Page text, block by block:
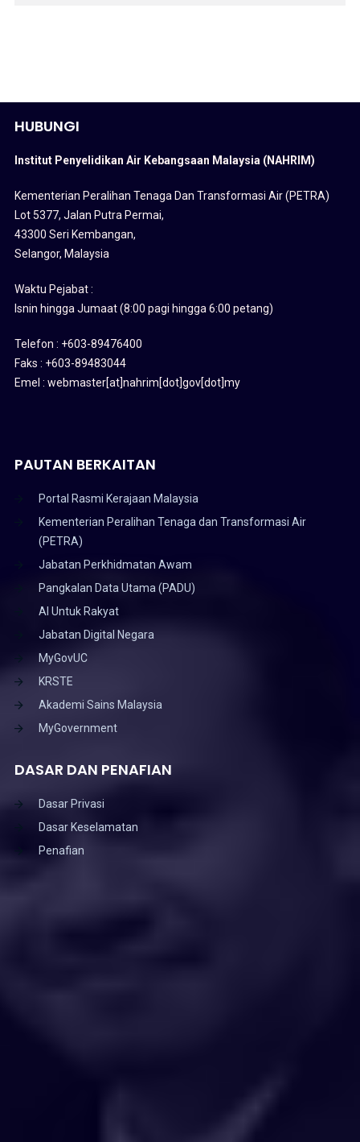
HUBUNGI
Institut Penyelidikan Air Kebangsaan Malaysia (NAHRIM)
Kementerian Peralihan Tenaga Dan Transformasi Air (PETRA)
Lot 5377, Jalan Putra Permai,
43300 Seri Kembangan,
Selangor, Malaysia
Waktu Pejabat :
Isnin hingga Jumaat (8:00 pagi hingga 6:00 petang)
Telefon : +603-89476400
Faks : +603-89483044
Emel : webmaster[at]nahrim[dot]gov[dot]my
PAUTAN BERKAITAN
Portal Rasmi Kerajaan Malaysia
Kementerian Peralihan Tenaga dan Transformasi Air
(PETRA)
Jabatan Perkhidmatan Awam
Pangkalan Data Utama (PADU)
AI Untuk Rakyat
Jabatan Digital Negara
MyGovUC
KRSTE
Akademi Sains Malaysia
MyGovernment
DASAR DAN PENAFIAN
Dasar Privasi
Dasar Keselamatan
Penafian